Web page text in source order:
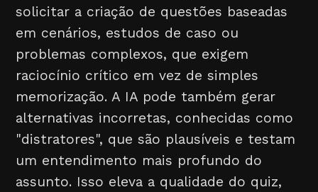
solicitar a criação de questões baseadas
em cenários, estudos de caso ou
problemas complexos, que exigem
raciocínio crítico em vez de simples
memorização. A IA pode também gerar
alternativas incorretas, conhecidas como
"distratores", que são plausíveis e testam
um entendimento mais profundo do
assunto. Isso eleva a qualidade do quiz,